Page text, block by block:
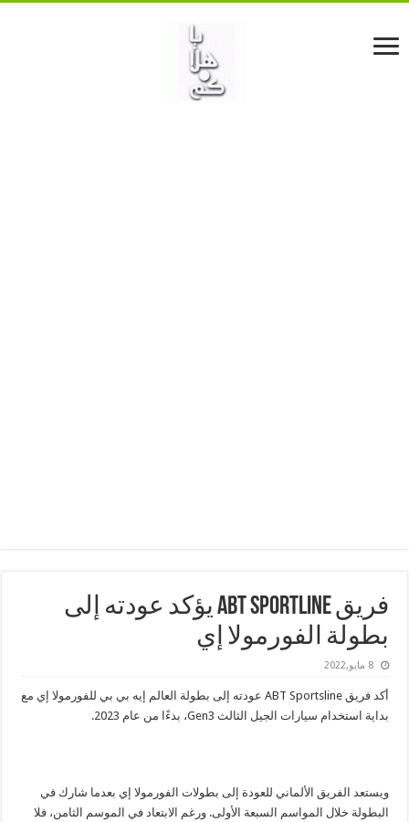
فريق ABT SPORTLINE يؤكد عودته إلى
بطولة الفورمولا إي
8 مايو,2022
أكد فريق ABT Sportslineعودته إلى بطولة العالم إيه بي بي للفورمولا إي مع
بداية استخدام سيارات الجيل الثالث Gen3، بدءًا من عام 2023.
ويستعد الفريق الألماني للعودة إلى بطولات الفورمولا إي بعدما شارك في
البطولة خلال المواسم السبعة الأولى. ورغم الابتعاد في الموسم الثامن، فلا